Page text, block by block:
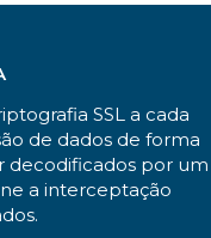
SSL a cada
de dados de forma
decodificados por um
a interceptação